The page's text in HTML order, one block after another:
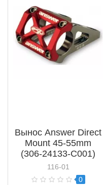
Вынос Answer Direct
Mount 45-55mm
(306-24133-C001)
116-01
0